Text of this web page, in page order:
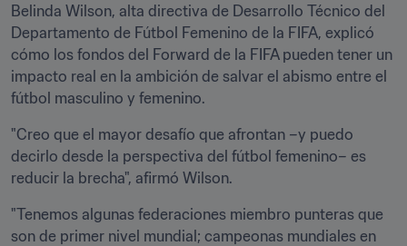
Belinda Wilson, alta directiva de Desarrollo Técnico del
Departamento de Fútbol Femenino de la FIFA, explicó
cómo los fondos del Forward de la FIFA pueden tener un
impacto real en la ambición de salvar el abismo entre el
fútbol masculino y femenino.
"Creo que el mayor desafío que afrontan –y puedo
decirlo desde la perspectiva del fútbol femenino– es
reducir la brecha", afirmó Wilson.
"Tenemos algunas federaciones miembro punteras que
son de primer nivel mundial; campeonas mundiales en